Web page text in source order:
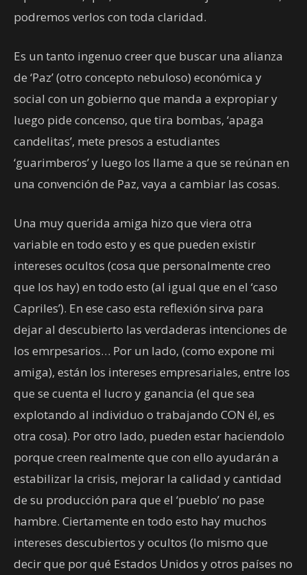
podremos verlos con toda claridad.
Es un tanto ingenuo creer que buscar una alianza
de ‘Paz’ (otro concepto nebuloso) económica y
social con un gobierno que manda a expropiar y
luego pide concenso, que tira bombas, ‘apaga
candelitas’, mete presos a estudiantes
‘guarimberos’ y luego los llame a que se reúnan en
una convención de Paz, vaya a cambiar las cosas.
Una muy querida amiga hizo que viera otra
variable en todo esto y es que pueden existir
intereses ocultos (cosa que personalmente creo
que los hay) en todo esto (al igual que en el ‘caso
Capriles’). En ese caso esta reflexión sirva para
dejar al descubierto las verdaderas intenciones de
los emrpesarios… Por un lado, (como expone mi
amiga), están los intereses empresariales, entre los
que se cuenta el lucro y ganancia (el que sea
explotando al individuo o trabajando CON él, es
otra cosa). Por otro lado, pueden estar haciendolo
porque creen realmente que con ello ayudarán a
estabilizar la crisis, mejorar la calidad y cantidad
de su producción para que el ‘pueblo’ no pase
hambre. Ciertamente en todo esto hay muchos
intereses descubiertos y ocultos (lo mismo que
decir que por qué Estados Unidos y otros países no